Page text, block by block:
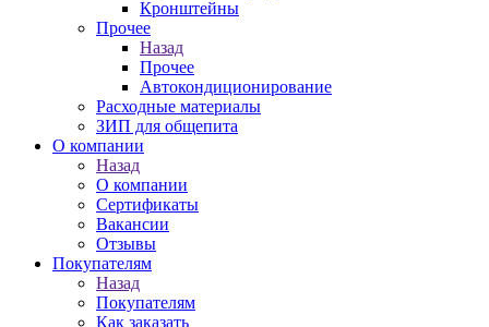
Кронштейны
Прочее
Назад
Прочее
Автокондиционирование
Расходные материалы
ЗИП для общепита
О компании
Назад
О компании
Сертификаты
Вакансии
Отзывы
Покупателям
Назад
Покупателям
Как заказать